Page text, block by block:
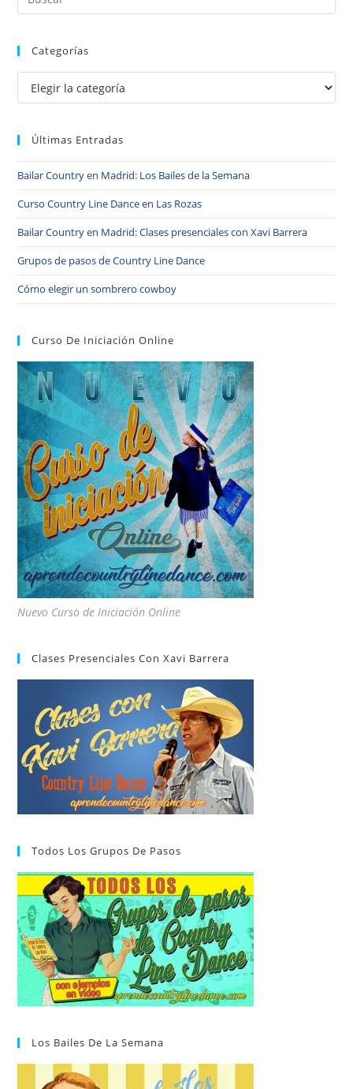
Categorías
Últimas Entradas
Bailar Country en Madrid: Los Bailes de la Semana
Curso Country Line Dance en Las Rozas
Bailar Country en Madrid: Clases presenciales con Xavi Barrera
Grupos de pasos de Country Line Dance
Cómo elegir un sombrero cowboy
Curso De Iniciación Online
Nuevo Curso de Iniciación Online
Clases Presenciales Con Xavi Barrera
Todos Los Grupos De Pasos
Los Bailes De La Semana